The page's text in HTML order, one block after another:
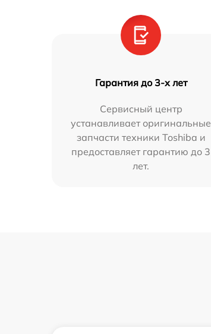
Гарантия до 3-х лет
Сервисный центр
устанавливает оригинальные
запчасти техники Toshiba и
предоставляет гарантию до 3
лет.